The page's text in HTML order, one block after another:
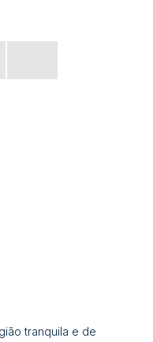
tranquila e de